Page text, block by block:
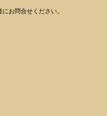
お問合せください。